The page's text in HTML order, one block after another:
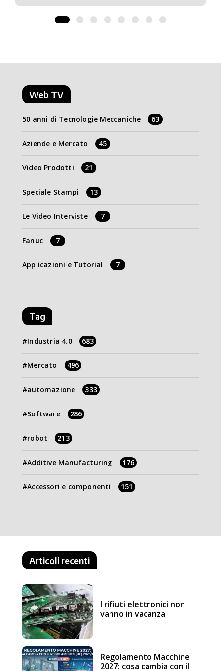
Web TV
50 anni di Tecnologie Meccaniche 63
Aziende e Mercato 45
Video Prodotti 21
Speciale Stampi 13
Le Video Interviste 7
Fanuc 7
Applicazioni e Tutorial 7
Tag
Industria 4.0 683
Mercato 496
automazione 333
Software 286
robot 213
Additive Manufacturing 176
Accessori e componenti 151
Articoli recenti
I rifiuti elettronici non
vanno in vacanza
Regolamento Macchine
2027: cosa cambia con il